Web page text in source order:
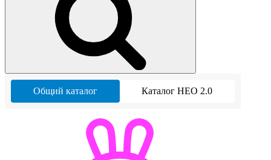
Общий каталог Каталог НЕО 2.0